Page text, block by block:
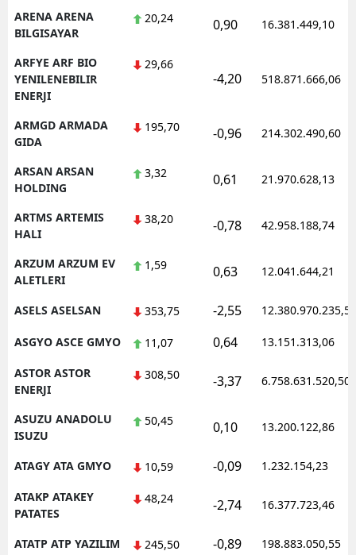
ARENA ARENA
BILGISAYAR
20,24 0,90 16.381.449,10
ARFYE ARF BIO
YENILENEBILIR
ENERJI
29,66
-4,20 518.871.666,06
ARMGD ARMADA
GIDA
195,70 -0,96 214.302.490,60
ARSAN ARSAN
HOLDING
3,32 0,61 21.970.628,13
ARTMS ARTEMIS
HALI
38,20 -0,78 42.958.188,74
ARZUM ARZUM EV
ALETLERI
1,59 0,63 12.041.644,21
ASELS ASELSAN 353,75 -2,55 12.380.970.235,50
ASGYO ASCE GMYO 11,07 0,64 13.151.313,06
ASTOR ASTOR
ENERJI
308,50 -3,37 6.758.631.520,50
ASUZU ANADOLU
ISUZU
50,45 0,10 13.200.122,86
ATAGY ATA GMYO 10,59 -0,09 1.232.154,23
ATAKP ATAKEY
PATATES
48,24 -2,74 16.377.723,46
ATATP ATP YAZILIM 245,50 -0,89 198.883.050,55